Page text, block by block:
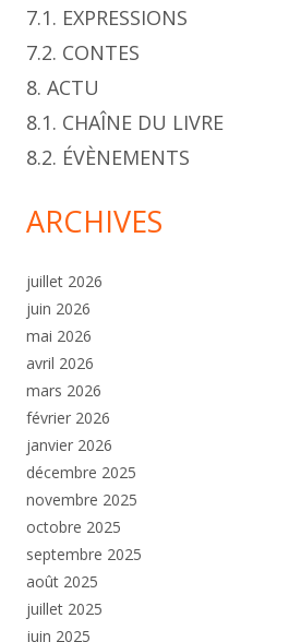
7.1. EXPRESSIONS
7.2. CONTES
8. ACTU
8.1. CHAÎNE DU LIVRE
8.2. ÉVÈNEMENTS
ARCHIVES
juillet 2026
juin 2026
mai 2026
avril 2026
mars 2026
février 2026
janvier 2026
décembre 2025
novembre 2025
octobre 2025
septembre 2025
août 2025
juillet 2025
juin 2025